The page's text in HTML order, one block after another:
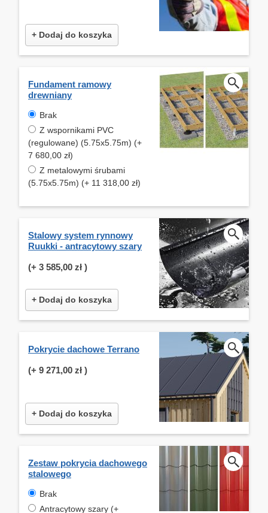
+ Dodaj do koszyka
Fundament ramowy
drewniany
Brak
Z wspornikami PVC
(regulowane) (5.75x5.75m) (+
7 680,00 zł)
Z metalowymi śrubami
(5.75x5.75m) (+ 11 318,00 zł)
Stalowy system rynnowy
Ruukki - antracytowy szary
(+ 3 585,00 zł )
+ Dodaj do koszyka
Pokrycie dachowe Terrano
(+ 9 271,00 zł )
+ Dodaj do koszyka
Zestaw pokrycia dachowego
stalowego
Brak
Antracytowy szary (+